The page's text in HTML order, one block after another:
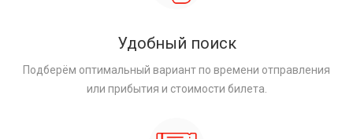
Удобный поиск
Подберём оптимальный вариант по времени отправления
или прибытия и стоимости билета.